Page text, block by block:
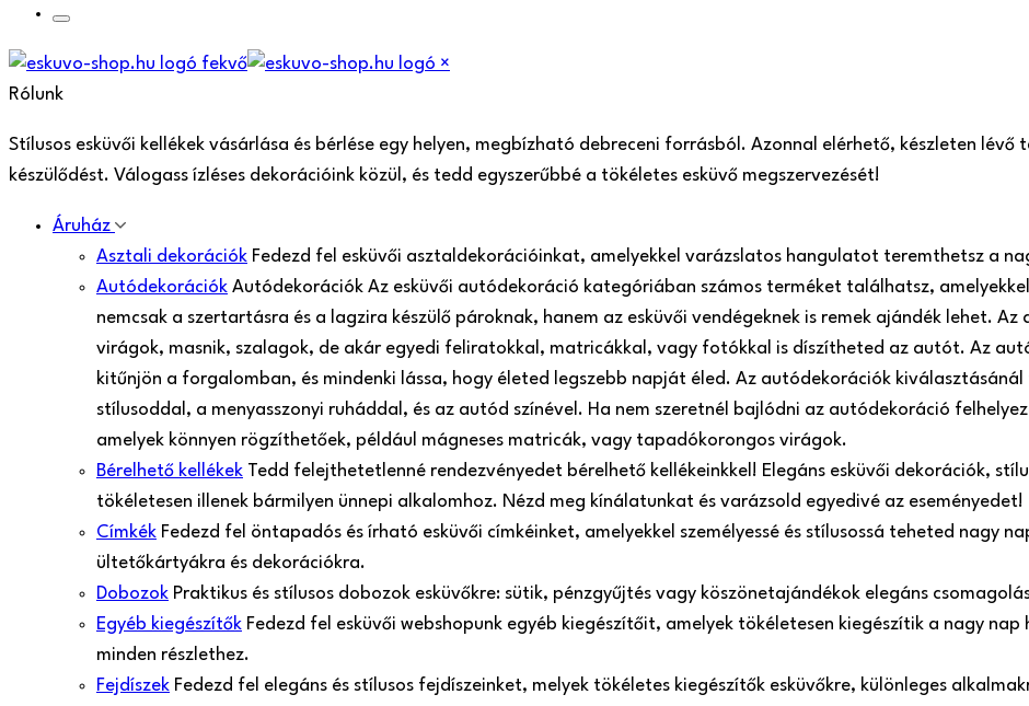
×
Rólunk
Stílusos esküvői kellékek vásárlása és bérlése egy helyen, megbízható debreceni forrásból. Azonnal elérhető, készleten lévő
készülődést. Válogass ízléses dekorációink közül, és tedd egyszerűbbé a tökéletes esküvő megszervezését!
Áruház
Asztali dekorációk Fedezd fel esküvői asztaldekorációinkat, amelyekkel varázslatos hangulatot teremthetsz a
Autódekorációk Autódekorációk Az esküvői autódekoráció kategóriában számos terméket találhatsz,
nemcsak a szertartásra és a lagzira készülő pároknak, hanem az esküvői vendégeknek is remek ajándék lehet.
virágok, masnik, szalagok, de akár egyedi feliratokkal, matricákkal, vagy fotókkal is díszítheted az autót. Az
kitűnjön a forgalomban, és mindenki lássa, hogy életed legszebb napját éled. Az autódekorációk
stílusoddal, a menyasszonyi ruháddal, és az autód színével. Ha nem szeretnél bajlódni az autódekoráció
amelyek könnyen rögzíthetőek, például mágneses matricák, vagy tapadókorongos virágok.
Bérelhető kellékek Tedd felejthetetlenné rendezvényedet bérelhető kellékeinkkel! Elegáns esküvői dekorációk,
tökéletesen illenek bármilyen ünnepi alkalomhoz. Nézd meg kínálatunkat és varázsold egyedivé az eseményedet!
Címkék Fedezd fel öntapadós és írható esküvői címkéinket, amelyekkel személyessé és stílusossá teheted nagy
ültetőkártyákra és dekorációkra.
Dobozok Praktikus és stílusos dobozok esküvőkre: sütik, pénzgyűjtés vagy köszönetajándékok elegáns
Egyéb kiegészítők Fedezd fel esküvői webshopunk egyéb kiegészítőit, amelyek tökéletesen kiegészítik a nagy
minden részlethez.
Fejdíszek Fedezd fel elegáns és stílusos fejdíszeinket, melyek tökéletes kiegészítők esküvőkre, különleges